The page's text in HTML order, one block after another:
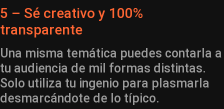
5 – Sé creativo y 100%
transparente
Una misma temática puedes contarla a
tu audiencia de mil formas distintas.
Solo utiliza tu ingenio para plasmarla
desmarcándote de lo típico.